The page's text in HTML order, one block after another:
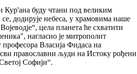
Кур'ана буду чтани под великим
додирује небеса, у храмовима наше
цела планета ће схватити
нагласио је митрополит
професора Власија Фидаса на
православни људи на Истоку рођени
Софији“.